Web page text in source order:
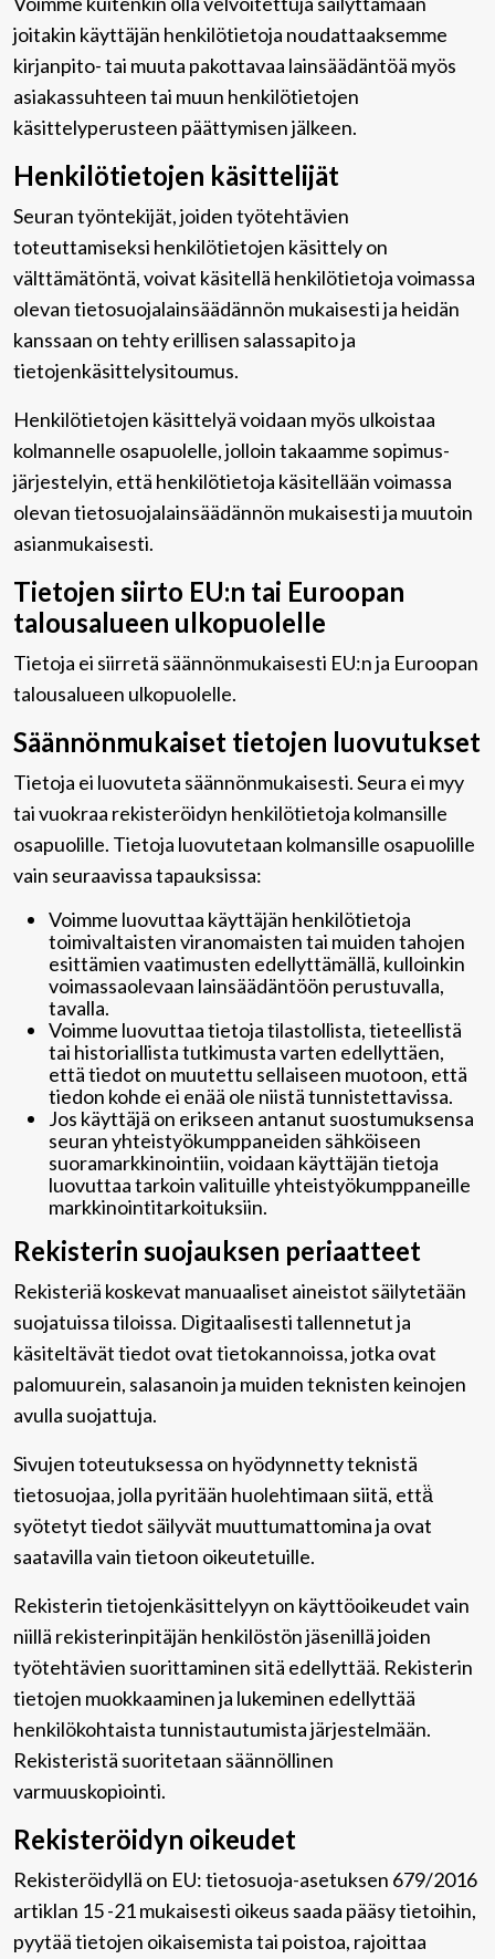
joitakin käyttäjän henkilötietoja noudattaaksemme
kirjanpito- tai muuta pakottavaa lainsäädäntöä myös
asiakassuhteen tai muun henkilötietojen
käsittelyperusteen päättymisen jälkeen.
Henkilötietojen käsittelijät
Seuran työntekijät, joiden työtehtävien
toteuttamiseksi henkilötietojen käsittely on
välttämätöntä, voivat käsitellä henkilötietoja voimassa
olevan tietosuojalainsäädännön mukaisesti ja heidän
kanssaan on tehty erillisen salassapito ja
tietojenkäsittelysitoumus.
Henkilötietojen käsittelyä voidaan myös ulkoistaa
kolmannelle osapuolelle, jolloin takaamme sopimus-
järjestelyin, että henkilötietoja käsitellään voimassa
olevan tietosuojalainsäädännön mukaisesti ja muutoin
asianmukaisesti.
Tietojen siirto EU:n tai Euroopan
talousalueen ulkopuolelle
Tietoja ei siirretä säännönmukaisesti EU:n ja Euroopan
talousalueen ulkopuolelle.
Säännönmukaiset tietojen luovutukset
Tietoja ei luovuteta säännönmukaisesti. Seura ei myy
tai vuokraa rekisteröidyn henkilötietoja kolmansille
osapuolille. Tietoja luovutetaan kolmansille osapuolille
vain seuraavissa tapauksissa:
Voimme luovuttaa käyttäjän henkilötietoja
toimivaltaisten viranomaisten tai muiden tahojen
esittämien vaatimusten edellyttämällä, kulloinkin
voimassaolevaan lainsäädäntöön perustuvalla,
tavalla.
Voimme luovuttaa tietoja tilastollista, tieteellistä
tai historiallista tutkimusta varten edellyttäen,
että tiedot on muutettu sellaiseen muotoon, että
tiedon kohde ei enää ole niistä tunnistettavissa.
Jos käyttäjä on erikseen antanut suostumuksensa
seuran yhteistyökumppaneiden sähköiseen
suoramarkkinointiin, voidaan käyttäjän tietoja
luovuttaa tarkoin valituille yhteistyökumppaneille
markkinointitarkoituksiin.
Rekisterin suojauksen periaatteet
Rekisteriä koskevat manuaaliset aineistot säilytetään
suojatuissa tiloissa. Digitaalisesti tallennetut ja
käsiteltävät tiedot ovat tietokannoissa, jotka ovat
palomuurein, salasanoin ja muiden teknisten keinojen
avulla suojattuja.
Sivujen toteutuksessa on hyödynnetty teknistä
tietosuojaa, jolla pyritään huolehtimaan siitä, että̈
syötetyt tiedot säilyvät muuttumattomina ja ovat
saatavilla vain tietoon oikeutetuille.
Rekisterin tietojenkäsittelyyn on käyttöoikeudet vain
niillä rekisterinpitäjän henkilöstön jäsenillä joiden
työtehtävien suorittaminen sitä edellyttää. Rekisterin
tietojen muokkaaminen ja lukeminen edellyttää
henkilökohtaista tunnistautumista järjestelmään.
Rekisteristä suoritetaan säännöllinen
varmuuskopiointi.
Rekisteröidyn oikeudet
Rekisteröidyllä on EU: tietosuoja-asetuksen 679/2016
artiklan 15 -21 mukaisesti oikeus saada pääsy tietoihin,
pyytää tietojen oikaisemista tai poistoa, rajoittaa